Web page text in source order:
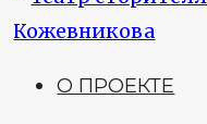
О ПРОЕКТЕ